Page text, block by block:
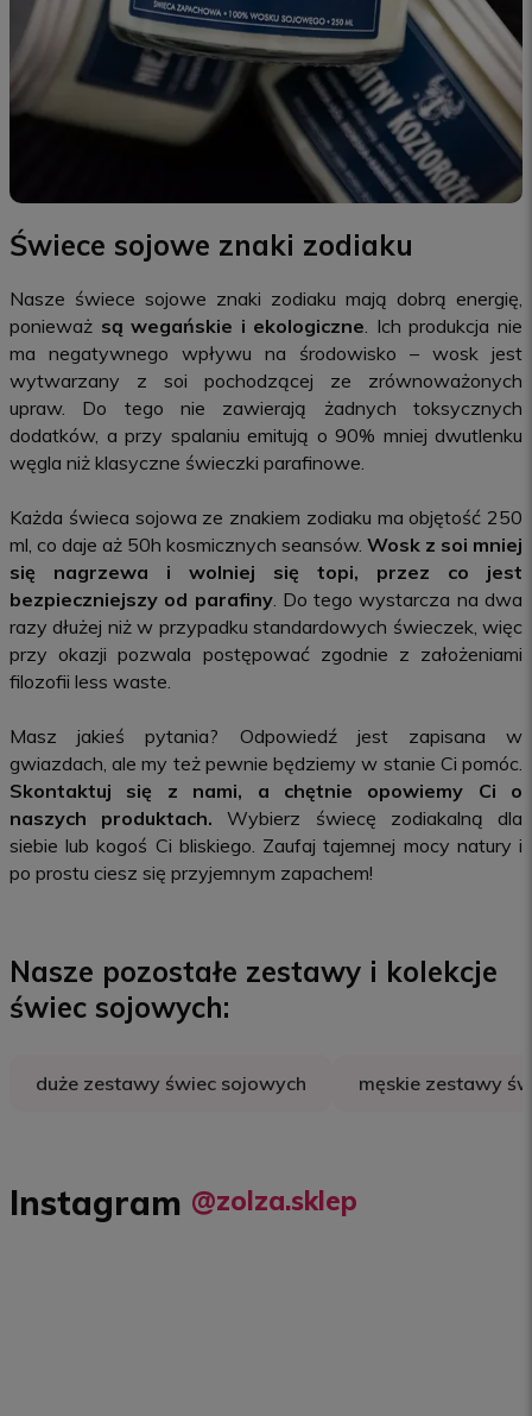
Świece sojowe znaki zodiaku
Nasze świece sojowe znaki zodiaku mają dobrą energię,
ponieważ są wegańskie i ekologiczne. Ich produkcja nie
ma negatywnego wpływu na środowisko – wosk jest
wytwarzany z soi pochodzącej ze zrównoważonych
upraw. Do tego nie zawierają żadnych toksycznych
dodatków, a przy spalaniu emitują o 90% mniej dwutlenku
węgla niż klasyczne świeczki parafinowe.
Każda świeca sojowa ze znakiem zodiaku ma objętość 250
ml, co daje aż 50h kosmicznych seansów. Wosk z soi mniej
się nagrzewa i wolniej się topi, przez co jest
bezpieczniejszy od parafiny. Do tego wystarcza na dwa
razy dłużej niż w przypadku standardowych świeczek, więc
przy okazji pozwala postępować zgodnie z założeniami
filozofii less waste.
Masz jakieś pytania? Odpowiedź jest zapisana w
gwiazdach, ale my też pewnie będziemy w stanie Ci pomóc.
Skontaktuj się z nami, a chętnie opowiemy Ci o
naszych produktach. Wybierz świecę zodiakalną dla
siebie lub kogoś Ci bliskiego. Zaufaj tajemnej mocy natury i
po prostu ciesz się przyjemnym zapachem!
Nasze pozostałe zestawy i kolekcje
świec sojowych:
duże zestawy świec sojowych męskie zestawy
Instagram @zolza.sklep